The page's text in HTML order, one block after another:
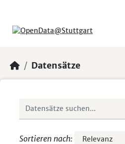
Datensätze
Sortieren nach